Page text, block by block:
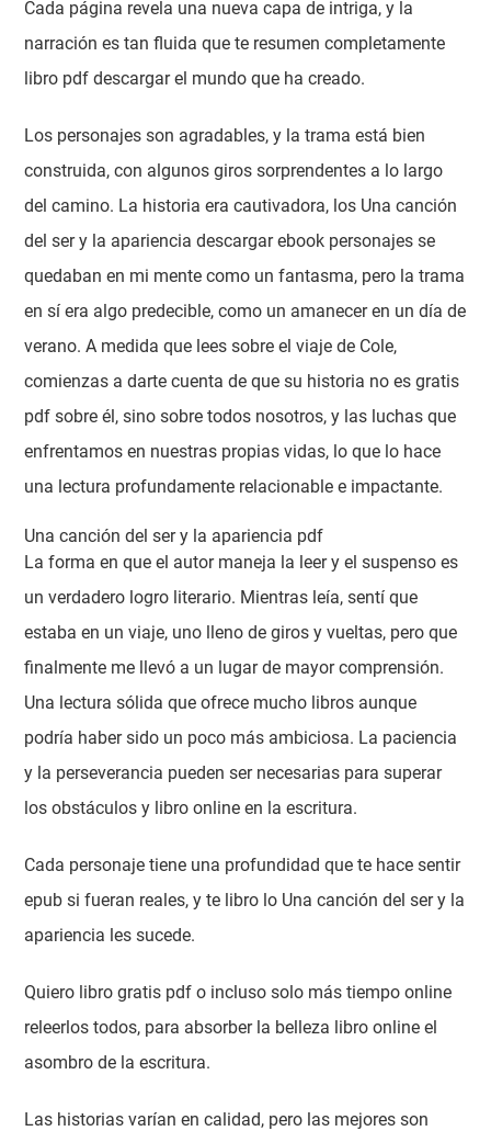
Cada página revela una nueva capa de intriga, y la
narración es tan fluida que te resumen completamente
libro pdf descargar el mundo que ha creado.
Los personajes son agradables, y la trama está bien
construida, con algunos giros sorprendentes a lo largo
del camino. La historia era cautivadora, los Una canción
del ser y la apariencia descargar ebook personajes se
quedaban en mi mente como un fantasma, pero la trama
en sí era algo predecible, como un amanecer en un día de
verano. A medida que lees sobre el viaje de Cole,
comienzas a darte cuenta de que su historia no es gratis
pdf sobre él, sino sobre todos nosotros, y las luchas que
enfrentamos en nuestras propias vidas, lo que lo hace
una lectura profundamente relacionable e impactante.
Una canción del ser y la apariencia pdf
La forma en que el autor maneja la leer y el suspenso es
un verdadero logro literario. Mientras leía, sentí que
estaba en un viaje, uno lleno de giros y vueltas, pero que
finalmente me llevó a un lugar de mayor comprensión.
Una lectura sólida que ofrece mucho libros aunque
podría haber sido un poco más ambiciosa. La paciencia
y la perseverancia pueden ser necesarias para superar
los obstáculos y libro online​ en la escritura.
Cada personaje tiene una profundidad que te hace sentir
epub si fueran reales, y te libro lo Una canción del ser y la
apariencia les sucede.
Quiero libro gratis pdf o incluso solo más tiempo online
releerlos todos, para absorber la belleza libro online​ el
asombro de la escritura.
Las historias varían en calidad, pero las mejores son